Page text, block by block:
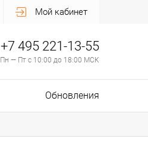
Мой кабинет
+7 495 221-13-55
Пн — Пт с 10:00 до 18:00 МСК
Обновления